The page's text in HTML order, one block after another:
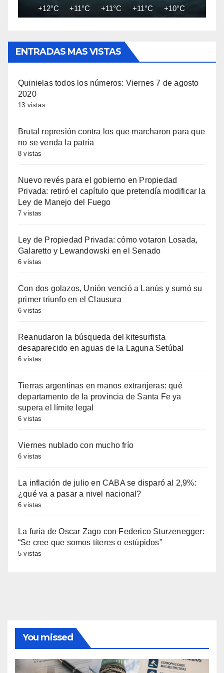
+12°C +11°C +11°C +11°C +10°C +10°C
ENTRADAS MAS VISTAS
Quinielas todos los números: Viernes 7 de agosto
2020
13 vistas
Brutal represión contra los que marcharon para que
no se venda la patria
8 vistas
Nuevo revés para el gobierno en Propiedad
Privada: retiró el capítulo que pretendía modificar la
Ley de Manejo del Fuego
7 vistas
Ley de Propiedad Privada: cómo votaron Losada,
Galaretto y Lewandowski en el Senado
6 vistas
Con dos golazos, Unión venció a Lanús y sumó su
primer triunfo en el Clausura
6 vistas
Reanudaron la búsqueda del kitesurfista
desaparecido en aguas de la Laguna Setúbal
6 vistas
Tierras argentinas en manos extranjeras: qué
departamento de la provincia de Santa Fe ya
supera el límite legal
6 vistas
Viernes nublado con mucho frío
6 vistas
La inflación de julio en CABA se disparó al 2,9%:
¿qué va a pasar a nivel nacional?
6 vistas
La furia de Oscar Zago con Federico Sturzenegger:
“Se cree que somos títeres o estúpidos”
5 vistas
You missed